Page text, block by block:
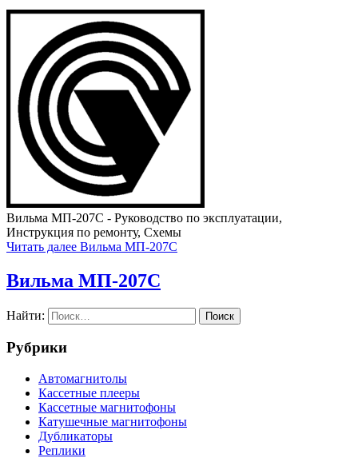
Вильма МП-207С - Руководство по эксплуатации,
Инструкция по ремонту, Схемы
Читать далее Вильма МП-207С
Вильма МП-207С
Найти:
Рубрики
Автомагнитолы
Кассетные плееры
Кассетные магнитофоны
Катушечные магнитофоны
Дубликаторы
Реплики